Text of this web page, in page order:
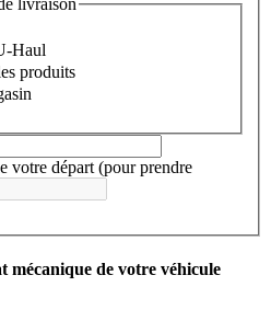
livraison
Haul
produits
votre départ (pour prendre
mécanique de votre véhicule